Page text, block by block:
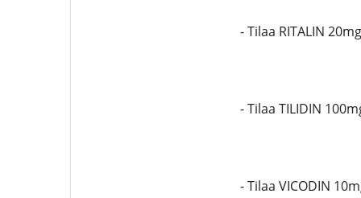
- Tilaa RITALIN 20mg
- Tilaa TILIDIN
- Tilaa VICODIN